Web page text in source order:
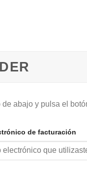
abajo y pulsa el
de facturación